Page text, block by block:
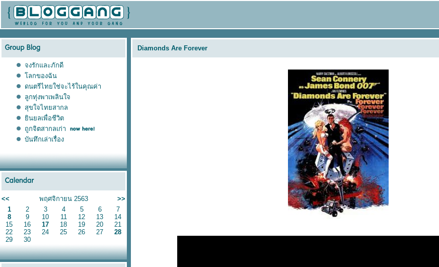
จงรักและภักดี
ลกของฉัน
ดนตรีไทยใช่จะไร้ในคุณค่า
ลูกทุ่งพาเพลินใจ
สุขใจไทยสากล
ินยลเพื่อชีวิต
ถูกจิตสากลเก่า
บันทึกเล่าเรื่อง
<< พฤศจิกายน 2563
>>
1
2 3 4 5 6
7
8
9 10 11 12 13
14
15
16 17 18 19 20
21
22
23 24 25 26 27
28
29
30
Diamonds Are Forever